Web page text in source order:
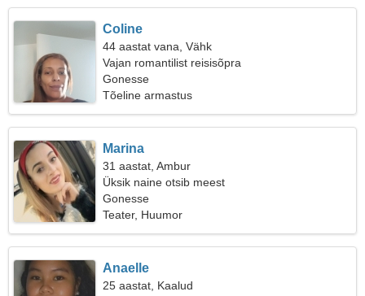
Coline
44 aastat vana, Vähk
Vajan romantilist reisisõpra
Gonesse
Tõeline armastus
Marina
31 aastat, Ambur
Üksik naine otsib meest
Gonesse
Teater, Huumor
Anaelle
25 aastat, Kaalud